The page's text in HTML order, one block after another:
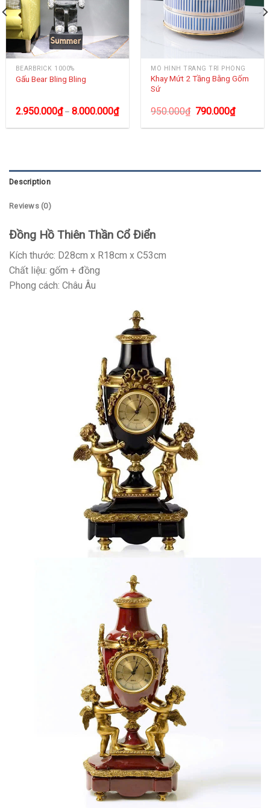
BEARBRICK 1000%
Gấu Bear Bling Bling
2.950.000₫– 8.000.000₫
MÔ HÌNH TRANG TRÍ PHÒNG
Khay Mứt 2 Tầng Bằng Gốm
Sứ
950.000₫ 790.000₫
Description
Reviews (0)
Đồng Hồ Thiên Thần Cổ Điển
Kích thước: D28cm x R18cm x C53cm
Chất liệu: gốm + đồng
Phong cách: Châu Âu